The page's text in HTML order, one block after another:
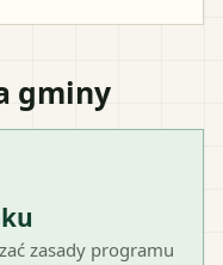
gminy
zasady programu